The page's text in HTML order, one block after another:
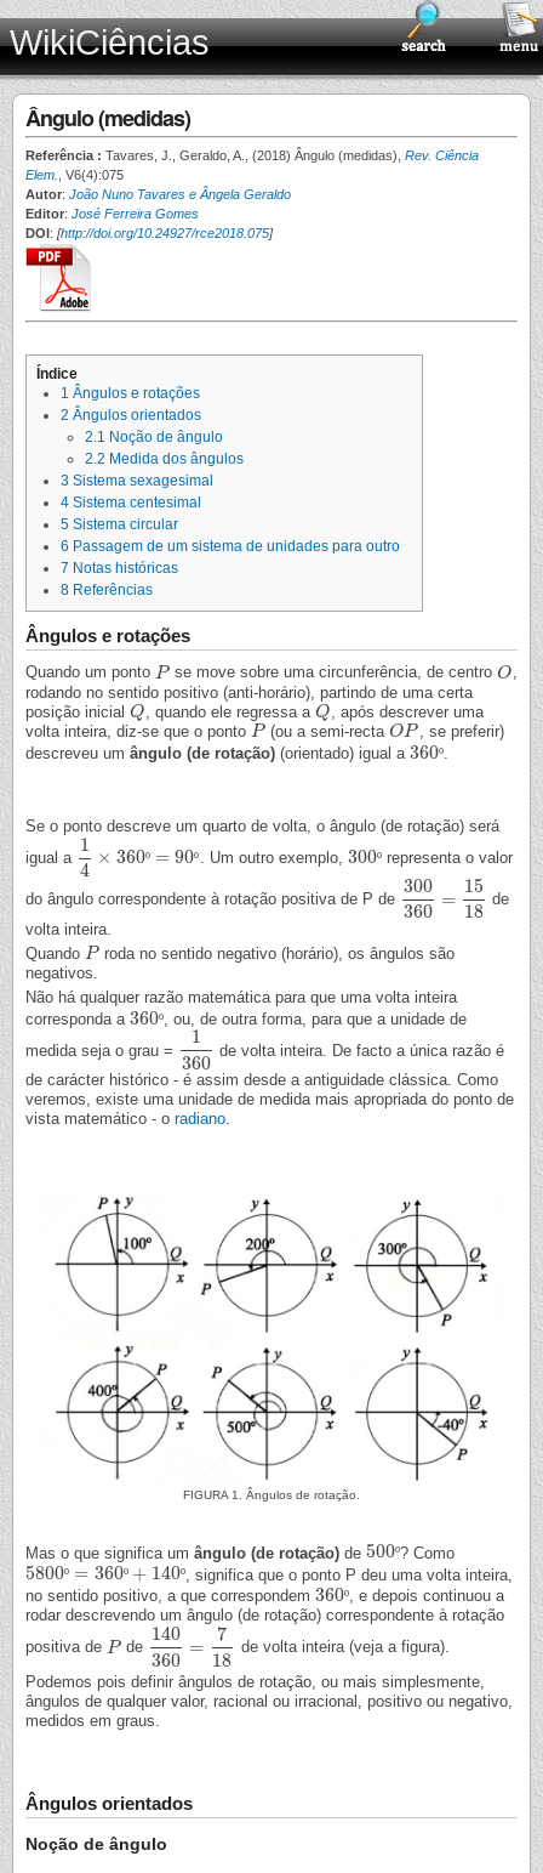
WikiCiências
Ângulo (medidas)
Referência : Tavares, J., Geraldo, A., (2018) Ângulo (medidas), Rev. Ciência
Elem.
, V6(4):075
Autor: João Nuno Tavares e Ângela Geraldo
Editor: José Ferreira Gomes
DOI: [http://doi.org/10.24927/rce2018.075]
Índice
1 Ângulos e rotações
2 Ângulos orientados
2.1 Noção de ângulo
2.2 Medida dos ângulos
3 Sistema sexagesimal
4 Sistema centesimal
5 Sistema circular
6 Passagem de um sistema de unidades para outro
7 Notas históricas
8 Referências
Ângulos e rotações
Quando um ponto P
P se move sobre uma circunferência, de centroO
O ,
rodando no sentido positivo (anti-horário), partindo de uma certa
posição inicial Q
Q , quando ele regressa aQ
Q
, após descrever uma
volta inteira, diz-se que o ponto P
P (ou a semi-rectaOP
OP , se preferir)
descreveu um ângulo (de rotação) (orientado) igual a 360º
360º.
Se o ponto descreve um quarto de volta, o ângulo (de rotação) será
igual a
1
4
× 360º = 90º
14 ×360º=90º . Um outro exemplo, 300º
300ºrepresenta o valor
do ângulo correspondente à rotação positiva de P de
300
360
=
15
18
300360= 1518de
volta inteira.
Quando P
P roda no sentido negativo (horário), os ângulos são
negativos.
Não há qualquer razão matemática para que uma volta inteira
corresponda a 360º
360º, ou, de outra forma, para que a unidade de
medida seja o grau =
1
360
1360 de volta inteira. De facto a única razão é
de carácter histórico - é assim desde a antiguidade clássica. Como
veremos, existe uma unidade de medida mais apropriada do ponto de
vista matemático - o radiano.
FIGURA 1. Ângulos de rotação.
Mas o que significa um ângulo (de rotação) de 500º
500º? Como
5800º = 360º + 140º
5800º= 360º+140º
, significa que o ponto P deu uma volta inteira,
no sentido positivo, a que correspondem 360º
360º, e depois continuou a
rodar descrevendo um ângulo (de rotação) correspondente à rotação
positiva de P
P de
140
360
=
7
18
140360= 718 de volta inteira (veja a figura).
Podemos pois definir ângulos de rotação, ou mais simplesmente,
ângulos de qualquer valor, racional ou irracional, positivo ou negativo,
medidos em graus.
Ângulos orientados
Noção de ângulo